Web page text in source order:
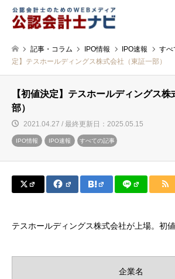
記事・コラム IPO情報 IPO速報 すべ
定】テスホールディングス株式会社（東証一部）
【初値決定】テスホールディングス
部）
2021.04.27 / 最終更新日：2025.05.15
IPO情報 IPO速報 すべての記事
テスホールディングス株式会社が上場。初値
企業名